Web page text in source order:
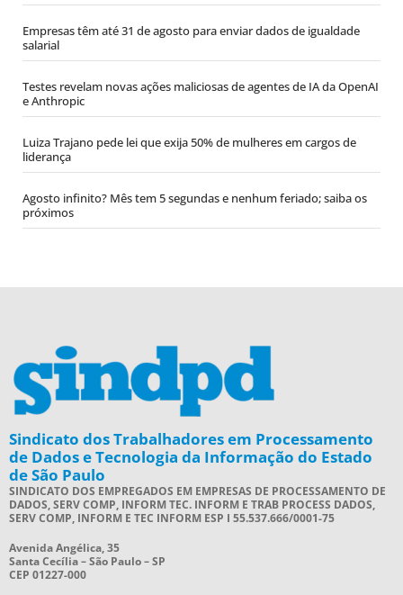
Empresas têm até 31 de agosto para enviar dados de igualdade
salarial
Testes revelam novas ações maliciosas de agentes de IA da OpenAI
e Anthropic
Luiza Trajano pede lei que exija 50% de mulheres em cargos de
liderança
Agosto infinito? Mês tem 5 segundas e nenhum feriado; saiba os
próximos
Sindicato dos Trabalhadores em Processamento
de Dados e Tecnologia da Informação do Estado
de São Paulo
SINDICATO DOS EMPREGADOS EM EMPRESAS DE PROCESSAMENTO DE
DADOS, SERV COMP, INFORM TEC. INFORM E TRAB PROCESS DADOS,
SERV COMP, INFORM E TEC INFORM ESP I 55.537.666/0001-75
Avenida Angélica, 35
Santa Cecília – São Paulo – SP
CEP 01227-000